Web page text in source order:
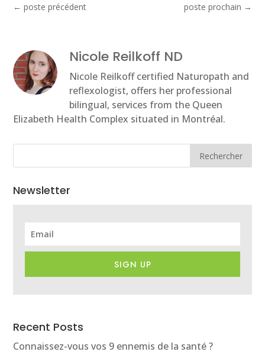
←poste précédent poste prochain →
Nicole Reilkoff ND
Nicole Reilkoff certified Naturopath and
reflexologist, offers her professional
bilingual, services from the Queen
Elizabeth Health Complex situated in Montréal.
Rechercher
Newsletter
SIGN UP
Recent Posts
Connaissez-vous vos 9 ennemis de la santé ?